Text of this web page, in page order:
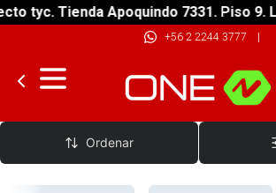
tyc. Tienda Apoquindo 7331. Piso 9.
+56 2 2244 3777 |
Entrenamiento Básquetbol
Ordenar